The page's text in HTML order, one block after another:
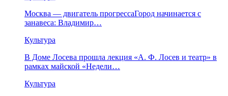
Москва — двигатель прогрессаГород начинается с
занавеса: Владимир…
Культура
В Доме Лосева прошла лекция «А. Ф. Лосев и театр» в
рамках майской «Недели…
Культура